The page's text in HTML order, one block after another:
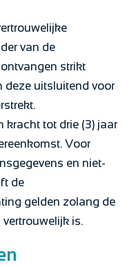
van de
strikt
deze uitsluitend voor
kracht tot drie (3) jaar
Voor
en niet-
de
gelden zolang de
is.